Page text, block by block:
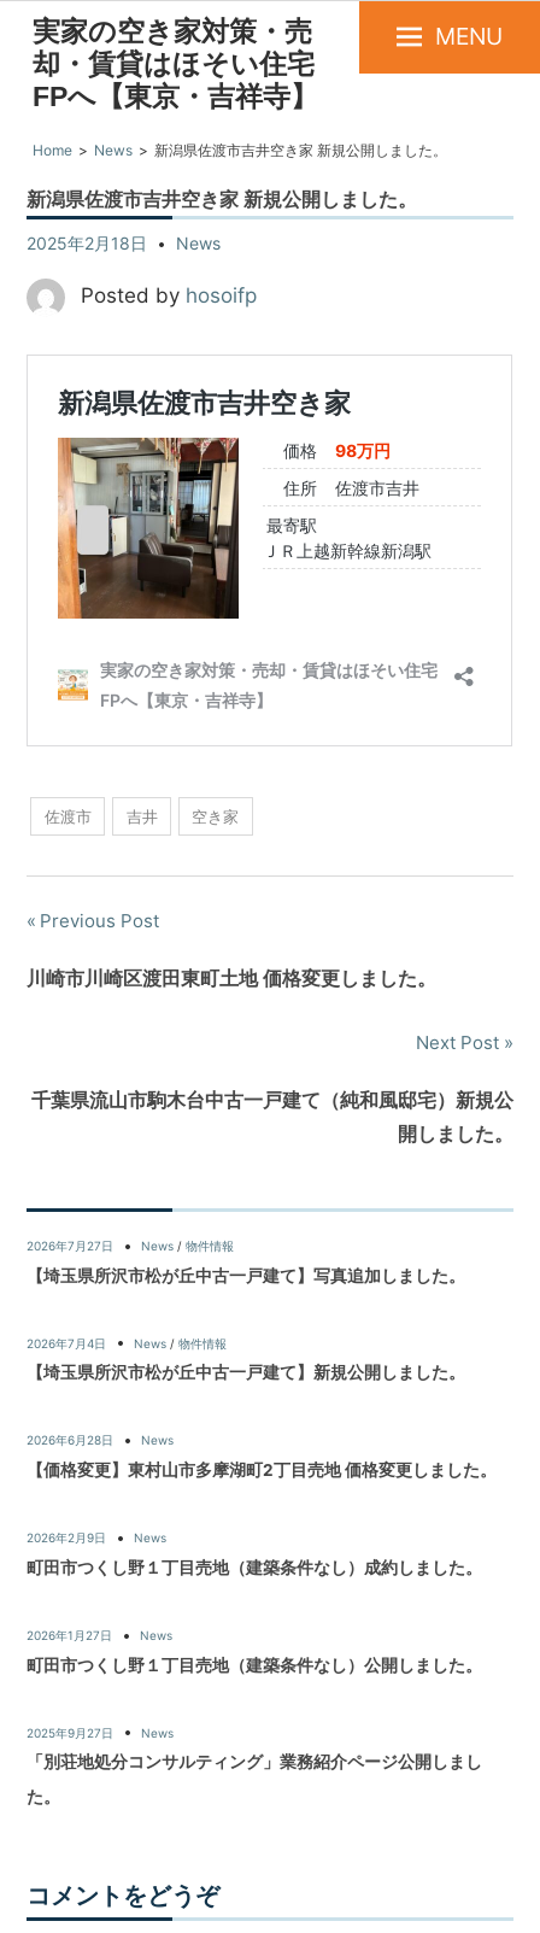
実家の空き家対策・売
却・賃貸はほそい住宅
FPへ【東京・吉祥寺】
MENU
Home News 新潟県佐渡市吉井空き家 新規公開しました。
新潟県佐渡市吉井空き家 新規公開しました。
2025年2月18日 News
Posted by hosoifp
佐渡市 吉井 空き家
Previous Post
川崎市川崎区渡田東町土地 価格変更しました。
Next Post
千葉県流山市駒木台中古一戸建て（純和風邸宅）新規公
開しました。
2026年7月27日 News/ 物件情報
【埼玉県所沢市松が丘中古一戸建て】写真追加しました。
2026年7月4日 News/ 物件情報
【埼玉県所沢市松が丘中古一戸建て】新規公開しました。
2026年6月28日 News
【価格変更】東村山市多摩湖町2丁目売地 価格変更しました。
2026年2月9日 News
町田市つくし野１丁目売地（建築条件なし）成約しました。
2026年1月27日 News
町田市つくし野１丁目売地（建築条件なし）公開しました。
2025年9月27日 News
「別荘地処分コンサルティング」業務紹介ページ公開しまし
た。
コメントをどうぞ